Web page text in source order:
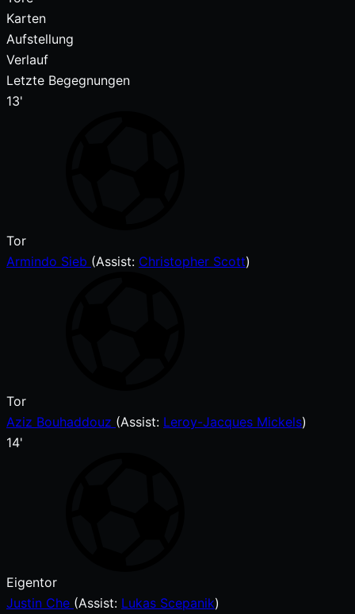
Karten
Aufstellung
Verlauf
Letzte Begegnungen
13'
Tor
Armindo Sieb (Assist: Christopher Scott)
Tor
Aziz Bouhaddouz (Assist: Leroy-Jacques Mickels)
14'
Eigentor
Justin Che (Assist: Lukas Scepanik)